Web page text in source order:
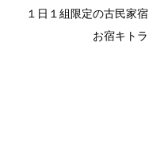
１日１組限定の古民家宿
お宿キトラ